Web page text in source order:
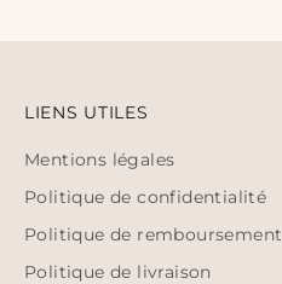
LIENS UTILES
Mentions légales
Politique de confidentialité
Politique de remboursement
Politique de livraison